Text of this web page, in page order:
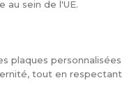
au sein de l'UE.
plaques personnalisées
tout en respectant